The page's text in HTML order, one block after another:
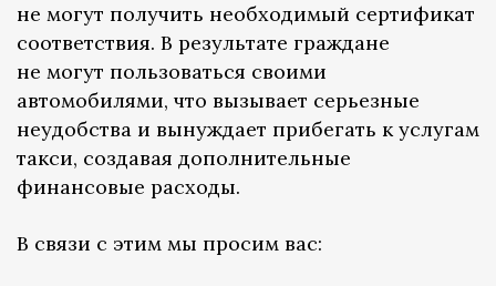
не могут получить необходимый сертификат
соответствия. В результате граждане
не могут пользоваться своими
автомобилями, что вызывает серьезные
неудобства и вынуждает прибегать к услугам
такси, создавая дополнительные
финансовые расходы.
В связи с этим мы просим вас: